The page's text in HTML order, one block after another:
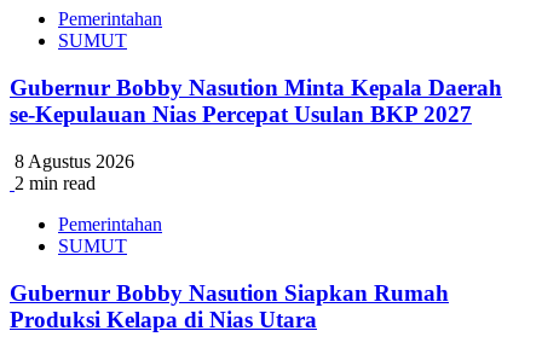
Pemerintahan
SUMUT
Gubernur Bobby Nasution Minta Kepala Daerah
se-Kepulauan Nias Percepat Usulan BKP 2027
8 Agustus 2026
2 min read
Pemerintahan
SUMUT
Gubernur Bobby Nasution Siapkan Rumah
Produksi Kelapa di Nias Utara